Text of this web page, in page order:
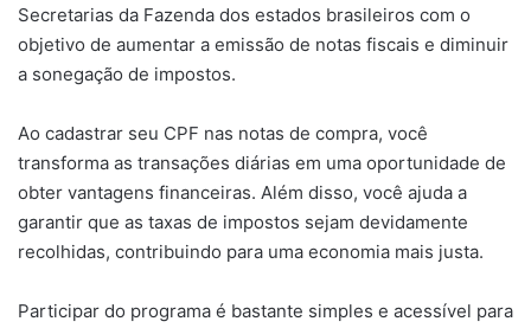
Secretarias da Fazenda dos estados brasileiros com o
objetivo de aumentar a emissão de notas fiscais e diminuir
a sonegação de impostos.
Ao cadastrar seu CPF nas notas de compra, você
transforma as transações diárias em uma oportunidade de
obter vantagens financeiras. Além disso, você ajuda a
garantir que as taxas de impostos sejam devidamente
recolhidas, contribuindo para uma economia mais justa.
Participar do programa é bastante simples e acessível para